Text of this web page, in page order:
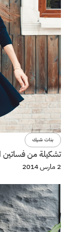
بنات شيك
تشكيلة من فساتين
2 مارس 2014